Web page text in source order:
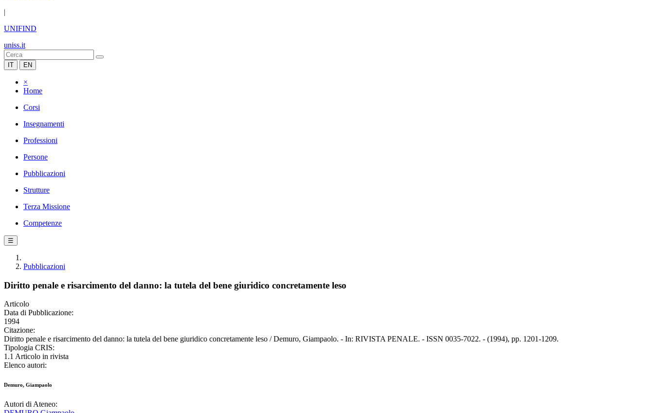
|
UNIFIND
uniss.it
IT EN
×
Home
Corsi
Insegnamenti
Professioni
Persone
Pubblicazioni
Strutture
Terza Missione
Competenze
☰
Pubblicazioni
Diritto penale e risarcimento del danno: la tutela del bene giuridico concretamente leso
Articolo
Data di Pubblicazione:
1994
Citazione:
Diritto penale e risarcimento del danno: la tutela del bene giuridico concretamente leso / Demuro, Giampaolo. - In: RIVISTA PENALE. - ISSN 0035-7022. - (1994), pp. 1201-1209.
Tipologia CRIS:
1.1 Articolo in rivista
Elenco autori:
Demuro, Giampaolo
Autori di Ateneo: